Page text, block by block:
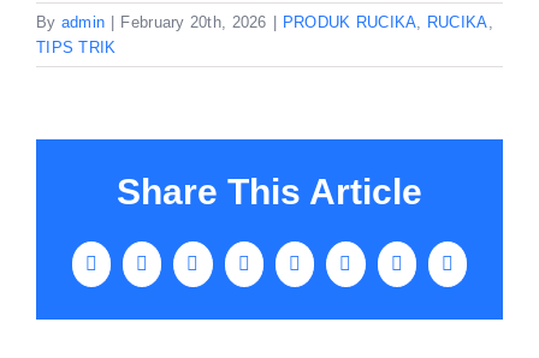
By admin February 20th, 2026 PRODUK RUCIKA, RUCIKA,
TIPS TRIK
Share This Article
Facebook
X LinkedInWhatsApp
TumblrPinterestVk Email